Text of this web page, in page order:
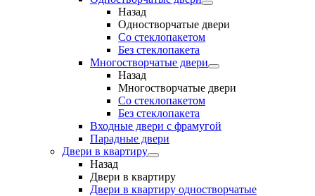
Назад
Одностворчатые двери
Со стеклопакетом
Без стеклопакета
Многостворчатые двери
Назад
Многостворчатые двери
Со стеклопакетом
Без стеклопакета
Входные двери с фрамугой
Парадные двери
Двери в квартиру
Назад
Двери в квартиру
Двери в квартиру одностворчатые